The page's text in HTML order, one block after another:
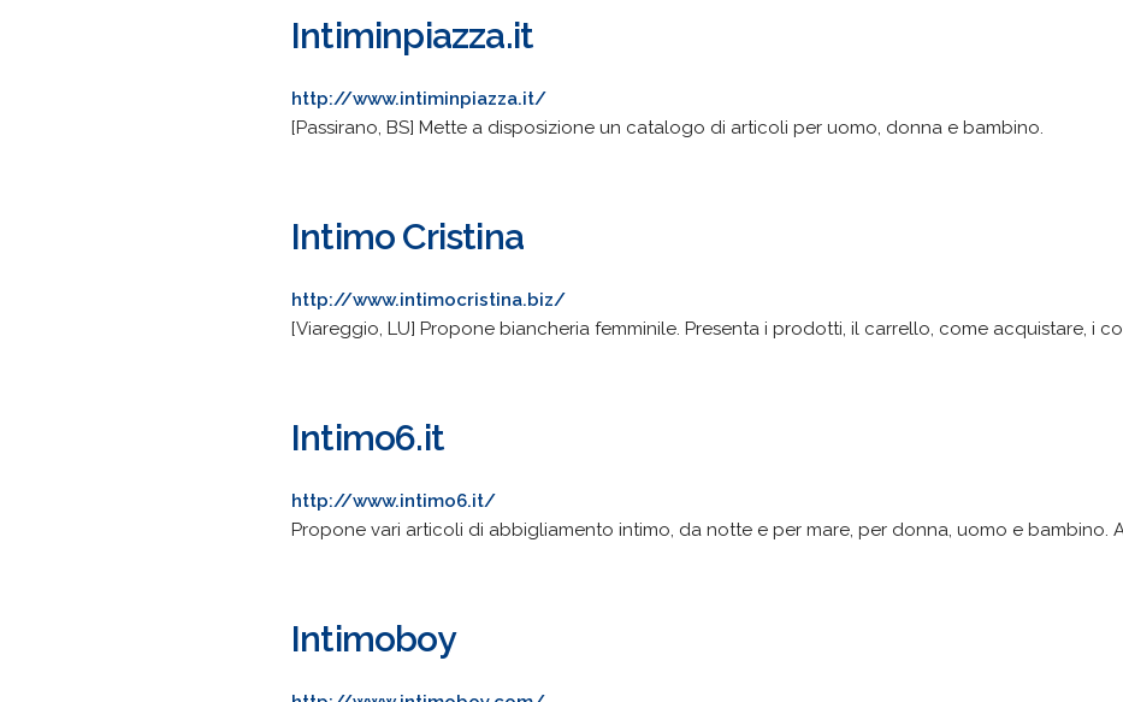
Intiminpiazza.it
http://www.intiminpiazza.it/
[Passirano, BS] Mette a disposizione un catalogo di articoli per uomo, donna e bambino.
Intimo Cristina
http://www.intimocristina.biz/
[Viareggio, LU] Propone biancheria femminile. Presenta i prodotti, il carrello, come acquistare, i
Intimo6.it
http://www.intimo6.it/
Propone vari articoli di abbigliamento intimo, da notte e per mare, per donna, uomo e bambino.
Intimoboy